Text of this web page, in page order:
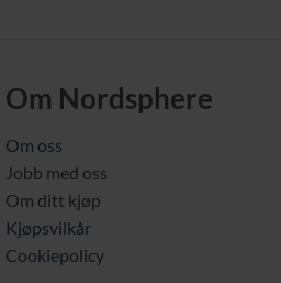
Om Nordsphere
Om oss
Jobb med oss
Om ditt kjøp
Kjøpsvilkår
Cookiepolicy